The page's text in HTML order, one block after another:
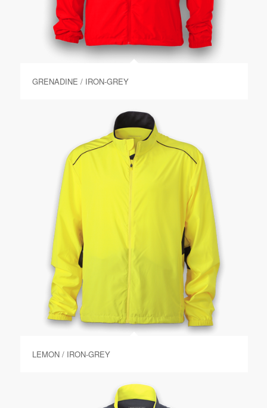
GRENADINE / IRON-GREY
LEMON / IRON-GREY